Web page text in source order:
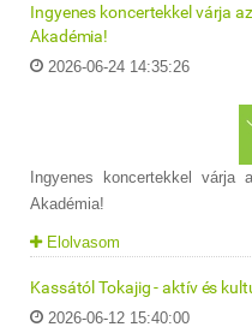
Ingyenes koncertekkel várja
Akadémia!
2026-06-24 14:35:26
Ingyenes koncertekkel várja
Akadémia!
Elolvasom
Kassától Tokajig - aktív és
2026-06-12 15:40:00